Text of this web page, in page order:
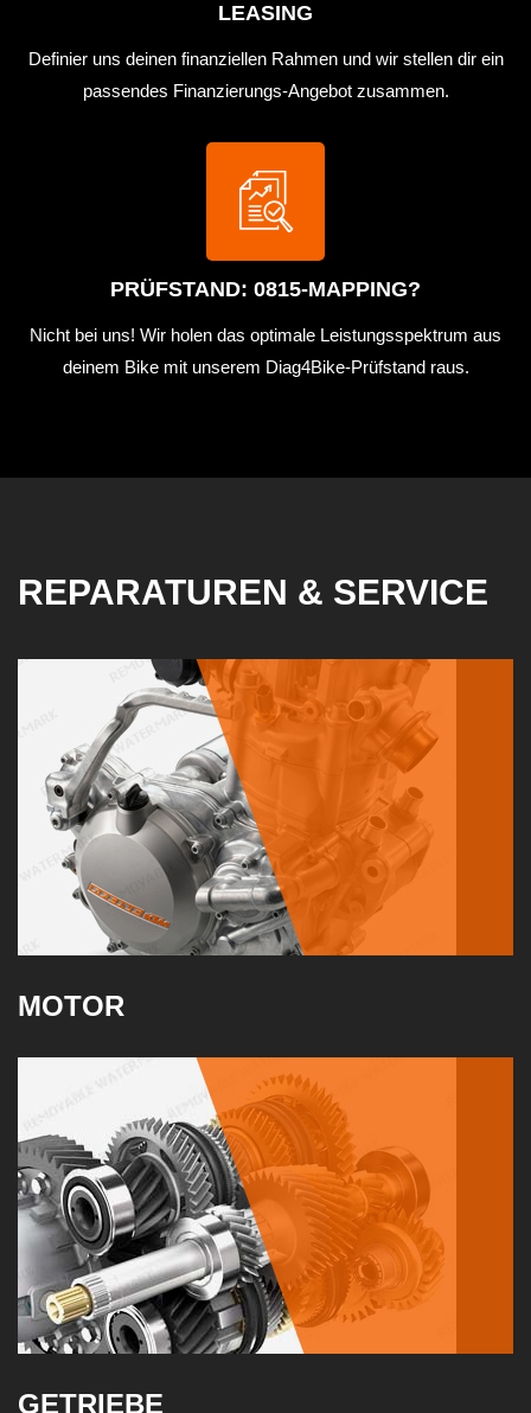
LEASING
Definier uns deinen finanziellen Rahmen und wir stellen dir ein
passendes Finanzierungs-Angebot zusammen.
PRÜFSTAND: 0815-MAPPING?
Nicht bei uns! Wir holen das optimale Leistungsspektrum aus
deinem Bike mit unserem Diag4Bike-Prüfstand raus.
REPARATUREN & SERVICE
MOTOR
GETRIEBE